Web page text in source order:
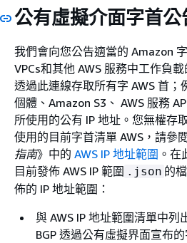
公有虛擬介面字首公
我們會向您公告適當的 Amazon
VPCs和其他 AWS 服務中工作負
透過此連線存取所有字 AWS 首；
個體、Amazon S3、 AWS 服務
所使用的公有 IP 地址。您無權存
使用的目前字首清單 AWS，請參
指南》中的 AWS IP 地址範圍 。在
目前發佈 AWS IP 範圍 .json 的
佈的 IP 地址範圍：
與 AWS IP 地址範圍清單中列
BGP 透過公有虛擬界面宣布